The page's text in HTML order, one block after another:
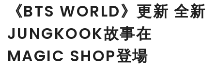
《BTS WORLD》更新 全新
JUNGKOOK故事在
MAGIC SHOP登場